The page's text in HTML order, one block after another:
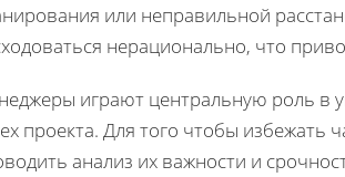
или неправильной
нерационально, что
играют центральную роль в
проекта. Для того чтобы
анализ их важности и